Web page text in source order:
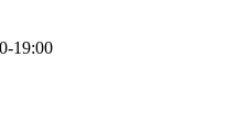
19:00